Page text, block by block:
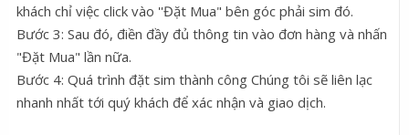
khách chỉ việc click vào ''Đặt Mua" bên góc phải sim đó.
Bước 3: Sau đó, điền đầy đủ thông tin vào đơn hàng và nhấn
"Đặt Mua" lần nữa.
Bước 4: Quá trình đặt sim thành công Chúng tôi sẽ liên lạc
nhanh nhất tới quý khách để xác nhận và giao dịch.